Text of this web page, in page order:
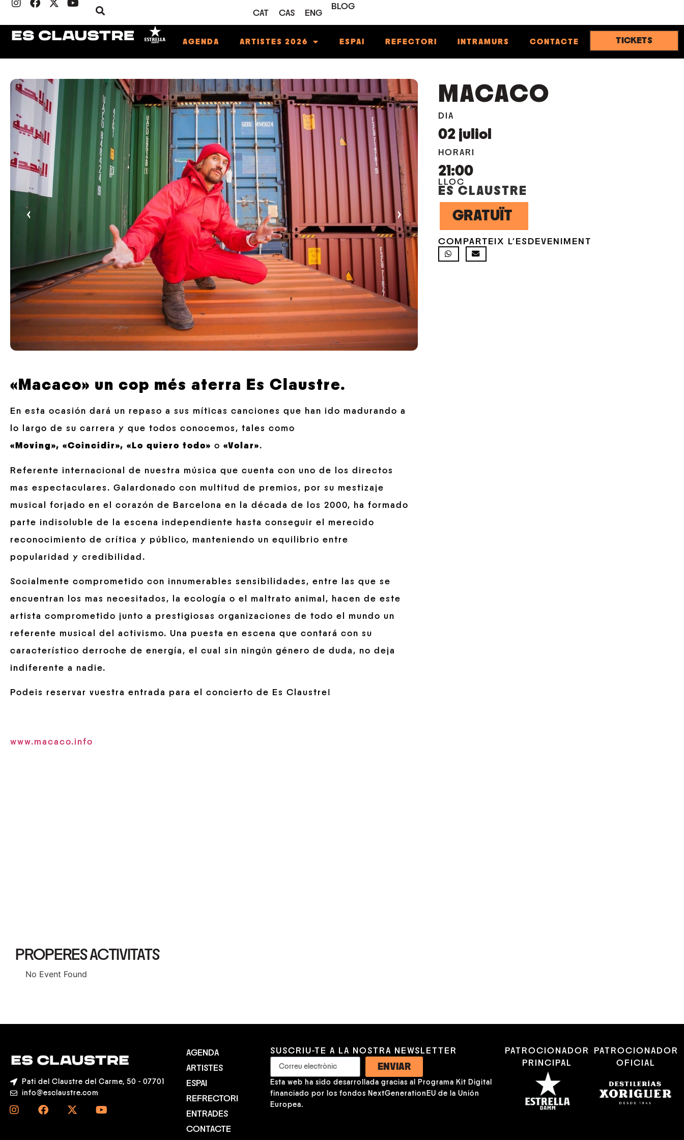
CAT CAS ENG
BLOG
AGENDA ARTISTES 2026 ESPAI REFECTORI INTRAMURS CONTACTE TICKETS
‹ ›
MACACO
DIA
02 juliol
HORARI
21:00
LLOC
ES CLAUSTRE
GRATUÏT
COMPARTEIX L'ESDEVENIMENT
«Macaco» un cop més aterra Es Claustre.
En esta ocasión dará un repaso a sus míticas canciones que han ido madurando a
lo largo de su carrera y que todos conocemos, tales como
«Moving», «Coincidir», «Lo quiero todo» o «Volar».
Referente internacional de nuestra música que cuenta con uno de los directos
mas espectaculares. Galardonado con multitud de premios, por su mestizaje
musical forjado en el corazón de Barcelona en la década de los 2000, ha formado
parte indisoluble de la escena independiente hasta conseguir el merecido
reconocimiento de crítica y público, manteniendo un equilibrio entre
popularidad y credibilidad.
Socialmente comprometido con innumerables sensibilidades, entre las que se
encuentran los mas necesitados, la ecología o el maltrato animal, hacen de este
artista comprometido junto a prestigiosas organizaciones de todo el mundo un
referente musical del activismo. Una puesta en escena que contará con su
característico derroche de energía, el cual sin ningún género de duda, no deja
indiferente a nadie.
Podeis reservar vuestra entrada para el concierto de Es Claustre!
www.macaco.info
PROPERES ACTIVITATS
No Event Found
Pati del Claustre del Carme, 50 - 07701
info@esclaustre.com
AGENDA
ARTISTES
ESPAI
REFRECTORI
ENTRADES
CONTACTE
SUSCRIU-TE A LA NOSTRA NEWSLETTER
ENVIAR
Esta web ha sido desarrollada gracias al Programa Kit Digital
financiado por los fondos NextGenerationEU de la Unión
Europea.
PATROCIONADOR
PRINCIPAL
PATROCIONADOR
OFICIAL